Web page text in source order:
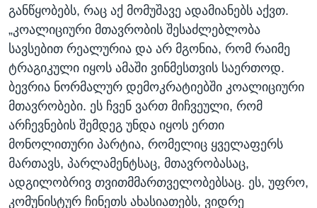
განწყობებს, რაც აქ მომუშავე ადამიანებს აქვთ.
„კოალიციური მთავრობის შესაძლებლობა
სავსებით რეალურია და არ მგონია, რომ რაიმე
ტრაგიკული იყოს ამაში ვინმესთვის საერთოდ.
ბევრია ნორმალურ დემოკრატიებში კოალიციური
მთავრობები. ეს ჩვენ ვართ მიჩვეული, რომ
არჩევნების შემდეგ უნდა იყოს ერთი
მონოლითური პარტია, რომელიც ყველაფერს
მართავს, პარლამენტსაც, მთავრობასაც,
ადგილობრივ თვითმმართველობებსაც. ეს, უფრო,
კომუნისტურ ჩინეთს ახასიათებს, ვიდრე